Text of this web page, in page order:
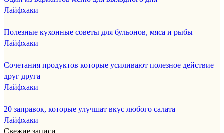
Лайфхаки
Полезные кухонные советы для бульонов, мяса и рыбы
Лайфхаки
Сочетания продуктов которые усиливают полезное действие
друг друга
Лайфхаки
20 заправок, которые улучшат вкус любого салата
Лайфхаки
Свежие записи